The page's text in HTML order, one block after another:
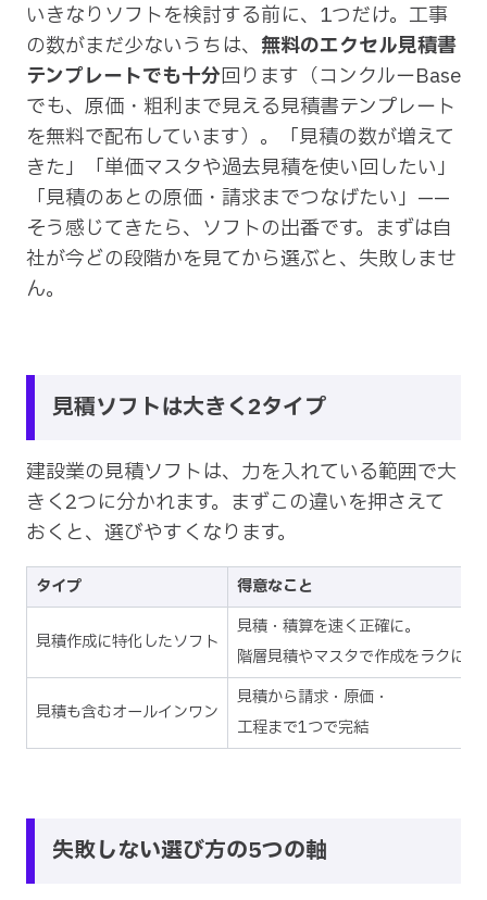
いきなりソフトを検討する前に、1つだけ。工事
の数がまだ少ないうちは、 無料のエクセル見積書
テンプレートでも十分回ります（コンクルーBase
でも、原価・粗利まで見える見積書テンプレート
を無料で配布しています）。「見積の数が増えて
きた」「単価マスタや過去見積を使い回したい」
「見積のあとの原価・請求までつなげたい」——
そう感じてきたら、ソフトの出番です。まずは自
社が今どの段階かを見てから選ぶと、失敗しませ
ん。
見積ソフトは大きく2タイプ
建設業の見積ソフトは、力を入れている範囲で大
きく2つに分かれます。まずこの違いを押さえて
おくと、選びやすくなります。
タイプ 得意なこと
見積作成に特化したソフト
見積・積算を速く正確に。
階層見積やマスタで作成をラクに
見積も含むオールインワン
見積から請求・原価・
工程まで1つで完結
失敗しない選び方の5つの軸